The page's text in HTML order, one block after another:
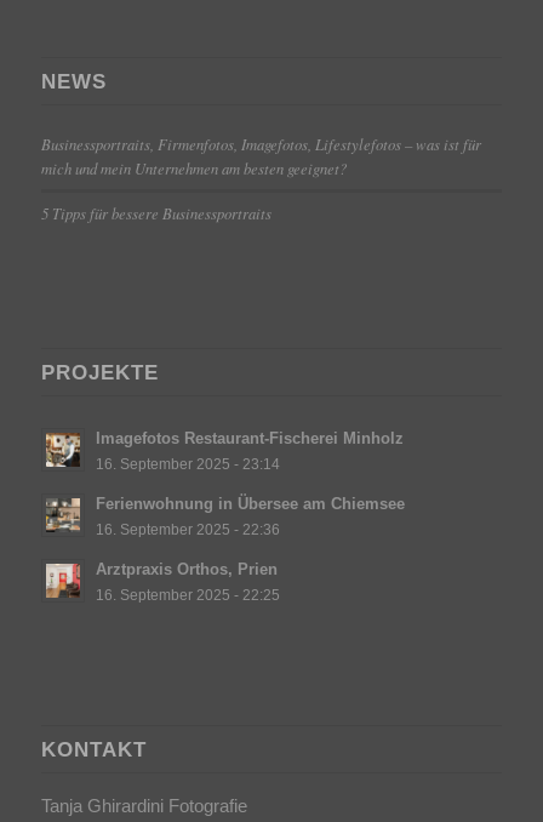
NEWS
Businessportraits, Firmenfotos, Imagefotos, Lifestylefotos – was ist für
mich und mein Unternehmen am besten geeignet?
5 Tipps für bessere Businessportraits
PROJEKTE
Imagefotos Restaurant-Fischerei Minholz
16. September 2025 - 23:14
Ferienwohnung in Übersee am Chiemsee
16. September 2025 - 22:36
Arztpraxis Orthos, Prien
16. September 2025 - 22:25
KONTAKT
Tanja Ghirardini Fotografie